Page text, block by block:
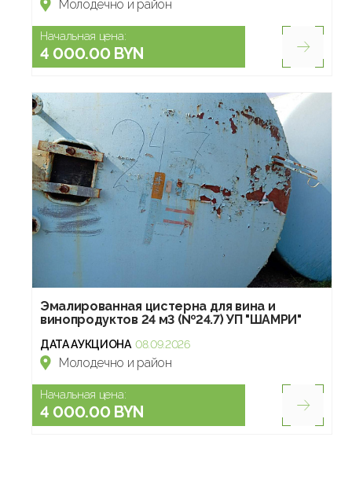
Молодечно и район
Начальная цена:
4 000.00 BYN
Эмалированная цистерна для вина и
винопродуктов 24 м3 (№24.7) УП "ШАМРИ"
ДАТА АУКЦИОНА 08.09.2026
Молодечно и район
Начальная цена:
4 000.00 BYN